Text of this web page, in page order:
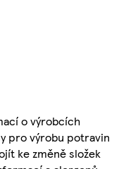
o výrobcích
pro výrobu potravin
ke změně složek